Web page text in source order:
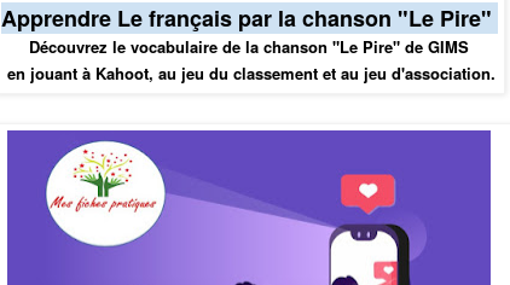
Apprendre Le français par la chanson "Le Pire"
Découvrez le vocabulaire de la chanson "Le Pire" de GIMS
en jouant à Kahoot, au jeu du classement et au jeu d'association.